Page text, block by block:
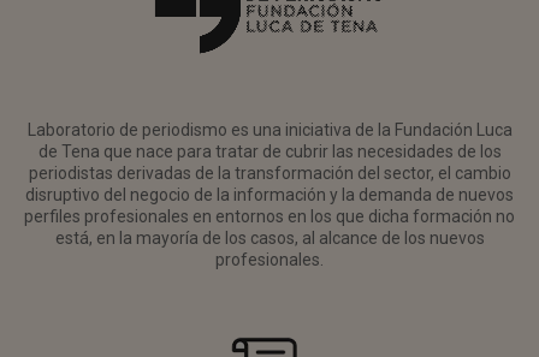
Laboratorio de periodismo es una iniciativa de la Fundación Luca
de Tena que nace para tratar de cubrir las necesidades de los
periodistas derivadas de la transformación del sector, el cambio
disruptivo del negocio de la información y la demanda de nuevos
perfiles profesionales en entornos en los que dicha formación no
está, en la mayoría de los casos, al alcance de los nuevos
profesionales.